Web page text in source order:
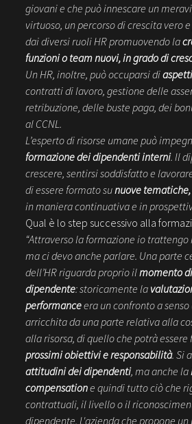
giovani e che può innescare un
virtuoso, un percorso di crescita vero
dai diversi ruoli HR promuovendo la
funzioni o team nuovi, in grado di
Un HR, inoltre, può occuparsi di
contratti di lavoro, gestione delle
retribuzione, delle buste paga, dei
al CCNL.
L’esperto di risorse umane può
formazione dei dipendenti interni. Il
crescere, sentirsi soddisfatto e
di essere formato sunuove
in maniera continuativa e in
Qual è lo step successivo alla
“Attraverso la formazione io
ma ci devo anche parlare. Una parte
dell’HR riguarda proprio ilmomento
dipendente: storicamente la
performanceera un confronto a
arricchita da una parte relativa alla
alla risorsa, di quello che potrà
prossimi obiettivi e responsabilità. Si
attitudini dei dipendenti, ma anche la
compensatione quindi tutto ciò che
contrattuali, il livello o il
dipendente. L'azienda che propone